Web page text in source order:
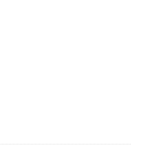
(Dinsdag 12 Mei 2026, 18+)